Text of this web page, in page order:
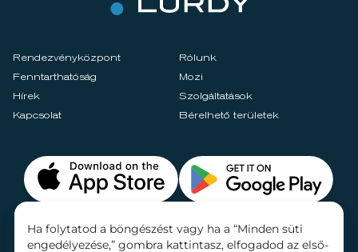
Rendezvényközpont
Rólunk
Fenntarthatóság
Mozi
Hírek
Szolgáltatások
Kapcsolat
Bérelhető területek
Ha folytatod a böngészést vagy ha a “Minden süti
engedélyezése,” gombra kattintasz, elfogadod az első-